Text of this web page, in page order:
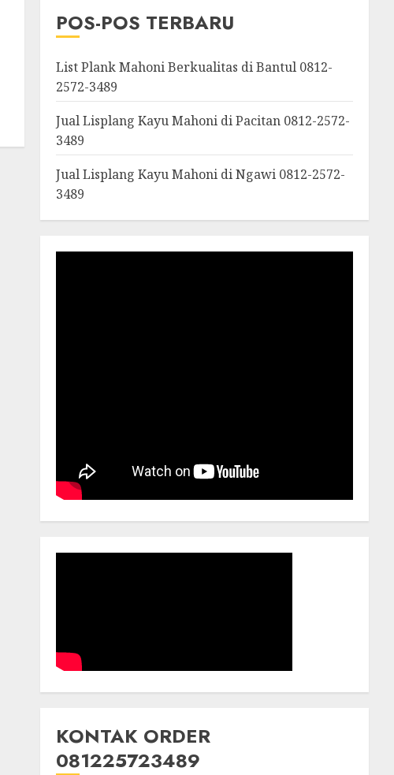
POS-POS TERBARU
List Plank Mahoni Berkualitas di Bantul 0812-
2572-3489
Jual Lisplang Kayu Mahoni di Pacitan 0812-2572-
3489
Jual Lisplang Kayu Mahoni di Ngawi 0812-2572-
3489
KONTAK ORDER
081225723489